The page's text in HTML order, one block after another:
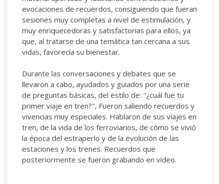
evocaciones de recuerdos, consiguiendo que fueran
sesiones muy completas a nivel de estimulación, y
muy enriquecedoras y satisfactorias para ellos, ya
que, al tratarse de una temática tan cercana a sus
vidas, favorecía su bienestar.
Durante las conversaciones y debates que se
llevaron a cabo, ayudados y guiados por una serie
de preguntas básicas, del estilo de: "¿cuál fue tu
primer viaje en tren?", Fueron saliendo recuerdos y
vivencias muy especiales. Hablaron de sus viajes en
tren, de la vida de los ferroviarios, de cómo se vivió
la época del estraperlo y de la evolución de las
estaciones y los trenes. Recuerdos que
posteriormente se fueron grabando en vídeo.